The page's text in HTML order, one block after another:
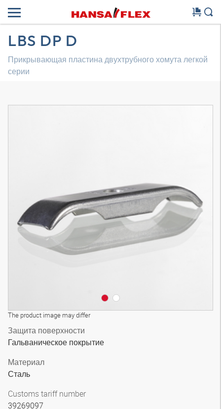
LBS DP D
Прикрывающая пластина двухтрубного хомута легкой
серии
The product image may differ
Защита поверхности
Гальваническое покрытие
Материал
Сталь
Customs tariff number
39269097